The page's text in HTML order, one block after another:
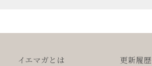
イエマガとは 更新履歴